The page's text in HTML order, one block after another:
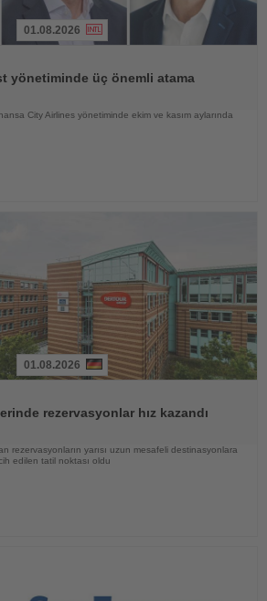
01.08.2026
yönetiminde üç önemli atama
City Airlines yönetiminde ekim ve kasım aylarında
01.08.2026
rezervasyonlar hız kazandı
rezervasyonların yarısı uzun mesafeli destinasyonlara
edilen tatil noktası oldu